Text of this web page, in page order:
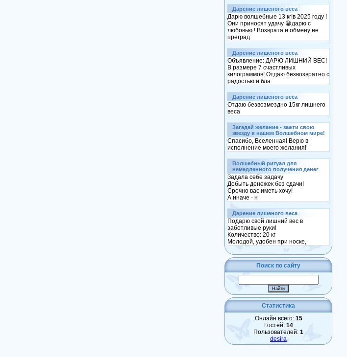
Дарение лишеного веса
Дарю волшебные 13 кг!в 2025 году !
Они приносят удачу 😁дарю с
любовью ! Возврата и обмену не
преград
Дарение лишеного веса
Объявление: ДАРЮ ЛИШНИЙ ВЕС!
В размере 7 счастливых
килограммов! Отдаю безвозвратно с
радостью и бла
Дарение лишеного веса
Отдаю безвозмездно 15кг лишнего
веса
Загадай желание - зажги свою
звезду в нашем Волшебном мире!
Спасибо, Вселенная! Верю в
исполнение моего желания!
Волшебный ритуал для
немедленного получения денег
Задала себе задачу
Добыть денежек без сдачи!
Срочно вас иметь хочу!
А иначе - н
Дарение лишеного веса
Подарю свой лишний вес в
заботливые руки!
Количество: 20 кг
Молодой, удобен при носке,
Поиск по сайту
Статистика
Онлайн всего: 15
Гостей: 14
Пользователей: 1
desira